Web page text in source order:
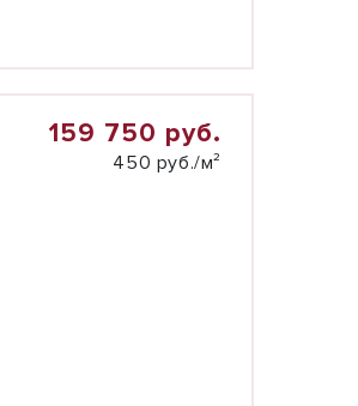
159 750 руб.
450 руб./м²